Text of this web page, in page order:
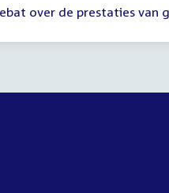
over de prestaties van